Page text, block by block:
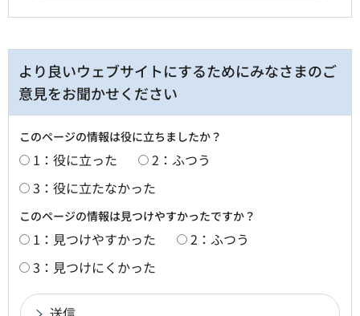
より良いウェブサイトにするためにみなさまのご
意見をお聞かせください
このページの情報は役に立ちましたか？
1：役に立った
2：ふつう
3：役に立たなかった
このページの情報は見つけやすかったですか？
1：見つけやすかった
2：ふつう
3：見つけにくかった